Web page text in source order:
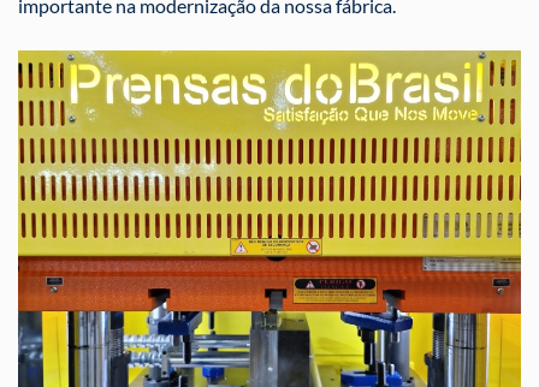
importante na modernização da nossa fábrica.